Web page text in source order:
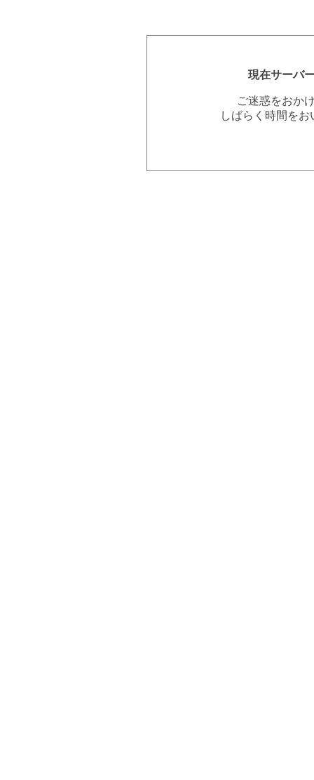
現在サーバ
ご迷惑をおか
しばらく時間を